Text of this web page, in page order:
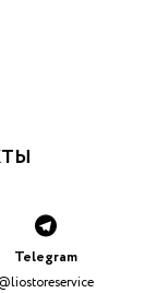
Telegram